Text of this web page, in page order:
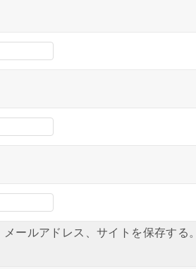
ールアドレス、サイトを保存する。